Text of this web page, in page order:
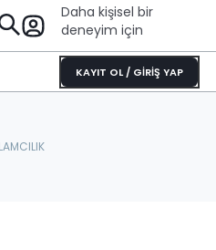
Daha kişisel bir
deneyim için
KAYIT OL / GİRİŞ YAP